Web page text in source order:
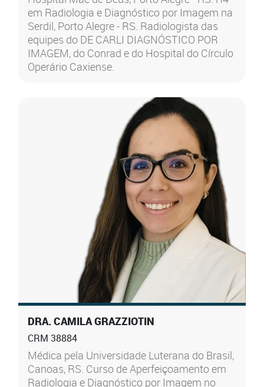
em Radiologia e Diagnóstico por Imagem na
Serdil, Porto Alegre - RS. Radiologista das
equipes do DE CARLI DIAGNÓSTICO POR
IMAGEM, do Conrad e do Hospital do Círculo
Operário Caxiense.
DRA. CAMILA GRAZZIOTIN
CRM 38884
Médica pela Universidade Luterana do Brasil,
Canoas, RS. Curso de Aperfeiçoamento em
Radiologia e Diagnóstico por Imagem no